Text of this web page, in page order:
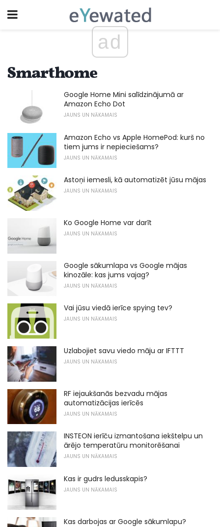
ad
Smarthome
Google Home Mini salīdzinājumā ar
Amazon Echo Dot
JAUNS UN NĀKAMAIS
Amazon Echo vs Apple HomePod: kurš no
tiem jums ir nepieciešams?
JAUNS UN NĀKAMAIS
Astoņi iemesli, kā automatizēt jūsu mājas
JAUNS UN NĀKAMAIS
Ko Google Home var darīt
JAUNS UN NĀKAMAIS
Google sākumlapa vs Google mājas
kinozāle: kas jums vajag?
JAUNS UN NĀKAMAIS
Vai jūsu viedā ierīce spying tev?
JAUNS UN NĀKAMAIS
Uzlabojiet savu viedo māju ar IFTTT
JAUNS UN NĀKAMAIS
RF iejaukšanās bezvadu mājas
automatizācijas ierīcēs
JAUNS UN NĀKAMAIS
INSTEON ierīču izmantošana iekštelpu un
ārējo temperatūru monitorēšanai
JAUNS UN NĀKAMAIS
Kas ir gudrs ledusskapis?
JAUNS UN NĀKAMAIS
Kas darbojas ar Google sākumlapu?